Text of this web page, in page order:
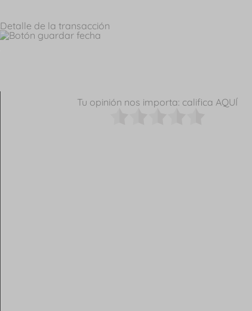
Tu opinión nos importa: califica AQUÍ